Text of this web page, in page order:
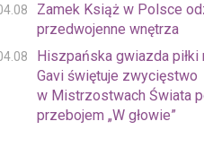
Zamek Książ w Polsce
przedwojenne wnętrza
Hiszpańska gwiazda piłki
Gavi świętuje zwycięstwo
w Mistrzostwach Świata
przebojem „W głowie”